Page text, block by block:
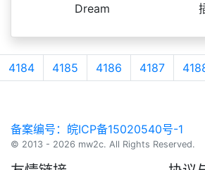
Dream
4184 4185 4186 4187
备案编号：皖ICP备15020540号-1
© 2013 - 2026 mw2c. All Rights Reserved.